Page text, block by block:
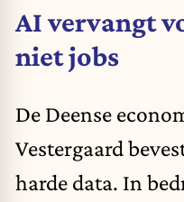
AI vervangt
niet jobs
De Deense
Vestergaard
harde data. In